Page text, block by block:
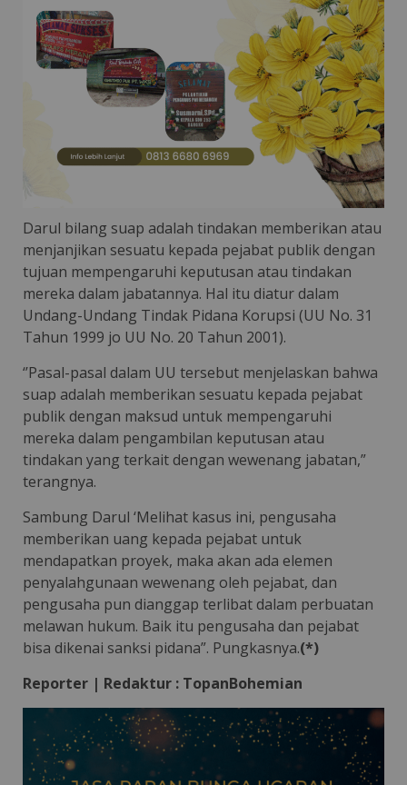
Darul bilang suap adalah tindakan memberikan atau
menjanjikan sesuatu kepada pejabat publik dengan
tujuan mempengaruhi keputusan atau tindakan
mereka dalam jabatannya. Hal itu diatur dalam
Undang-Undang Tindak Pidana Korupsi (UU No. 31
Tahun 1999 jo UU No. 20 Tahun 2001).
‘’Pasal-pasal dalam UU tersebut menjelaskan bahwa
suap adalah memberikan sesuatu kepada pejabat
publik dengan maksud untuk mempengaruhi
mereka dalam pengambilan keputusan atau
tindakan yang terkait dengan wewenang jabatan,”
terangnya.
Sambung Darul ‘Melihat kasus ini, pengusaha
memberikan uang kepada pejabat untuk
mendapatkan proyek, maka akan ada elemen
penyalahgunaan wewenang oleh pejabat, dan
pengusaha pun dianggap terlibat dalam perbuatan
melawan hukum. Baik itu pengusaha dan pejabat
bisa dikenai sanksi pidana”. Pungkasnya.(*)
Reporter | Redaktur : TopanBohemian